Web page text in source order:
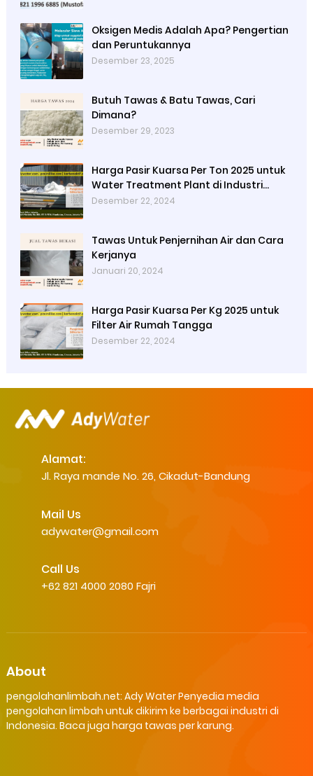
Oksigen Medis Adalah Apa? Pengertian
dan Peruntukannya
Desember 23, 2025
Butuh Tawas & Batu Tawas, Cari
Dimana?
Desember 29, 2023
Harga Pasir Kuarsa Per Ton 2025 untuk
Water Treatment Plant di Industri
Petrokimia
Desember 22, 2024
Tawas Untuk Penjernihan Air dan Cara
Kerjanya
Januari 20, 2024
Harga Pasir Kuarsa Per Kg 2025 untuk
Filter Air Rumah Tangga
Desember 22, 2024
Alamat:
Jl. Raya mande No. 26, Cikadut-Bandung
Mail Us
adywater@gmail.com
Call Us
+62 821 4000 2080 Fajri
About
pengolahanlimbah.net: Ady Water Penyedia media
pengolahan limbah untuk dikirim ke berbagai industri di
Indonesia. Baca juga harga tawas per karung.